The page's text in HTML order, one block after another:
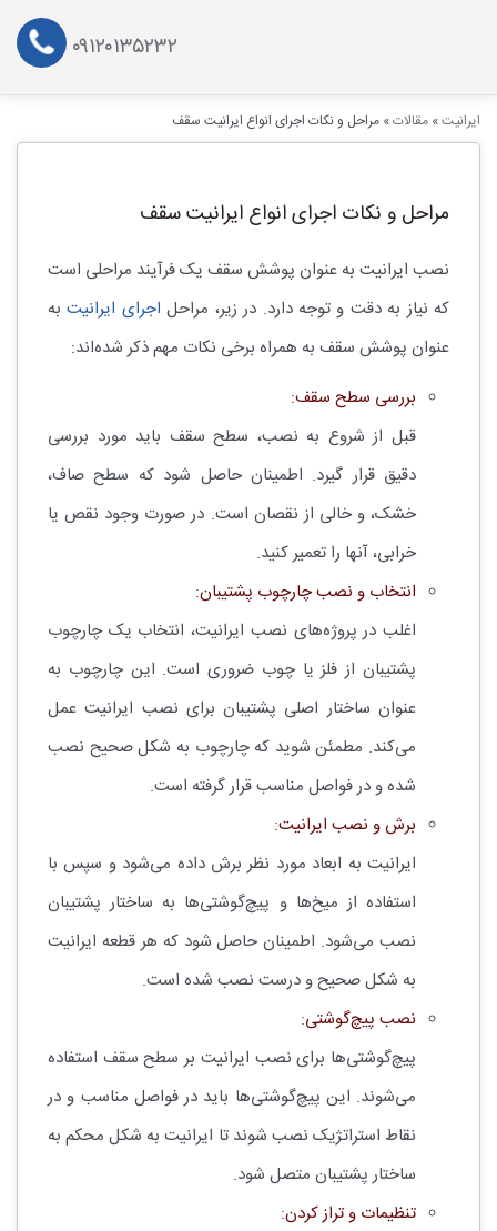
۰۹۱۲۰۱۳۵۲۳۲
ایرانیت» مقالات» مراحل و نکات اجرای انواع ایرانیت سقف
مراحل و نکات اجرای انواع ایرانیت سقف
نصب ایرانیت به عنوان پوشش سقف یک فرآیند مراحلی است
که نیاز به دقت و توجه دارد. در زیر، مراحل اجرای ایرانیتبه
عنوان پوشش سقف به همراه برخی نکات مهم ذکر شده‌اند:
بررسی سطح سقف:
قبل از شروع به نصب، سطح سقف باید مورد بررسی
دقیق قرار گیرد. اطمینان حاصل شود که سطح صاف،
خشک، و خالی از نقصان است. در صورت وجود نقص یا
خرابی، آنها را تعمیر کنید.
انتخاب و نصب چارچوب پشتیبان:
اغلب در پروژه‌های نصب ایرانیت، انتخاب یک چارچوب
پشتیبان از فلز یا چوب ضروری است. این چارچوب به
عنوان ساختار اصلی پشتیبان برای نصب ایرانیت عمل
می‌کند. مطمئن شوید که چارچوب به شکل صحیح نصب
شده و در فواصل مناسب قرار گرفته است.
برش و نصب ایرانیت:
ایرانیت به ابعاد مورد نظر برش داده می‌شود و سپس با
استفاده از میخ‌ها و پیچ‌گوشتی‌ها به ساختار پشتیبان
نصب می‌شود. اطمینان حاصل شود که هر قطعه ایرانیت
به شکل صحیح و درست نصب شده است.
نصب پیچ‌گوشتی:
پیچ‌گوشتی‌ها برای نصب ایرانیت بر سطح سقف استفاده
می‌شوند. این پیچ‌گوشتی‌ها باید در فواصل مناسب و در
نقاط استراتژیک نصب شوند تا ایرانیت به شکل محکم به
ساختار پشتیبان متصل شود.
تنظیمات و تراز کردن: